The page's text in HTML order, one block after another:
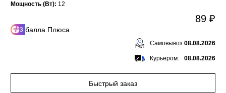
Мощность (Вт): 12
3 балла Плюса
89 ₽
Самовывоз:08.08.2026
Курьером: 08.08.2026
Быстрый заказ